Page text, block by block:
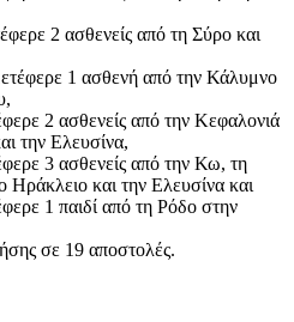
2 ασθενείς από τη Σύρο και
1 ασθενή από την Κάλυμνο
2 ασθενείς από την Κεφαλονιά
την Ελευσίνα,
3 ασθενείς από την Κω, τη
Ηράκλειο και την Ελευσίνα και
1 παιδί από τη Ρόδο στην
σε 19 αποστολές.